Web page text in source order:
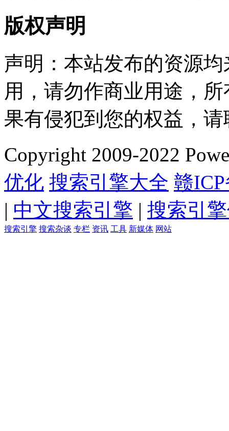
版权声明
声明：本站发布的资源
用，请勿作商业用途，
果有侵犯到您的权益，
Copyright 2009-2022
优化 搜索引擎大全 赣
| 中文搜索引擎 | 搜索引
搜索引擎 搜索杂谈 专栏 资讯 工具 新媒体 网站